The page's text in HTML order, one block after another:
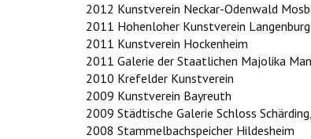
2012 Kunstverein Neckar-Odenwald
2011 Hohenloher Kunstverein Langenburg
2011 Kunstverein Hockenheim
2011 Galerie der Staatlichen Majolika
2010 Krefelder Kunstverein
2009 Kunstverein Bayreuth
2009 Städtische Galerie Schloss
2008 Stammelbachspeicher Hildesheim